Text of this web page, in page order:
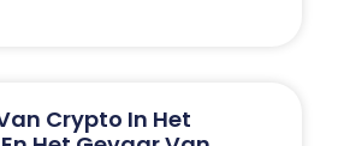
Crypto In Het